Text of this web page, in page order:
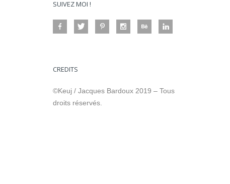
SUIVEZ MOI !
CREDITS
©Keuj / Jacques Bardoux 2019 – Tous
droits réservés.